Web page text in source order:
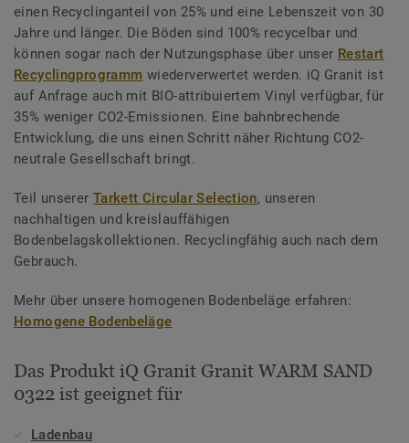
einen Recyclinganteil von 25% und eine Lebenszeit von 30
Jahre und länger. Die Böden sind 100% recycelbar und
können sogar nach der Nutzungsphase über unser Restart
Recyclingprogramm wiederverwertet werden. iQ Granit ist
auf Anfrage auch mit BIO-attribuiertem Vinyl verfügbar, für
35% weniger CO2-Emissionen. Eine bahnbrechende
Entwicklung, die uns einen Schritt näher Richtung CO2-
neutrale Gesellschaft bringt.
Teil unserer Tarkett Circular Selection, unseren
nachhaltigen und kreislauffähigen
Bodenbelagskollektionen. Recyclingfähig auch nach dem
Gebrauch.
Mehr über unsere homogenen Bodenbeläge erfahren:
Homogene Bodenbeläge
Das Produkt iQ Granit Granit WARM SAND
0322 ist geeignet für
Ladenbau